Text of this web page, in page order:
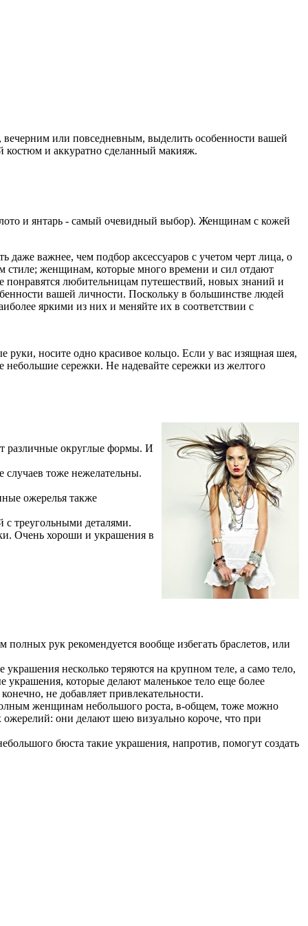
или повседневным, выделить особенности вашей
костюм и аккуратно сделанный макияж.
и янтарь - самый очевидный выбор). Женщинам с кожей
важнее, чем подбор аксессуаров с учетом черт лица, о
женщинам, которые много времени и сил отдают
понравятся любительницам путешествий, новых знаний и
вашей личности. Поскольку в большинстве людей
яркими из них и меняйте их в соответствии с
носите одно красивое кольцо. Если у вас изящная шея,
сережки. Не надевайте сережки из желтого
различные округлые формы. И
тоже нежелательны.
ожерелья также
треугольными деталями.
Очень хороши и украшения в
рук рекомендуется вообще избегать браслетов, или
несколько теряются на крупном теле, а само тело,
которые делают маленькое тело еще более
не добавляет привлекательности.
женщинам небольшого роста, в-общем, тоже можно
они делают шею визуально короче, что при
бюста такие украшения, напротив, помогут создать